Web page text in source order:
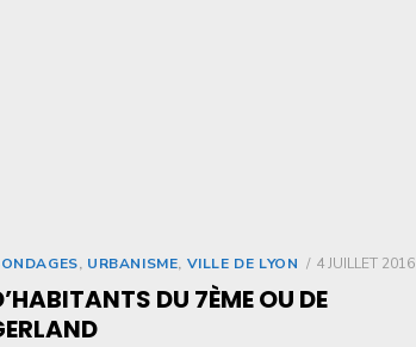
, URBANISME, VILLE DE LYON 4 JUILLET 2016
DU 7ÈME OU DE